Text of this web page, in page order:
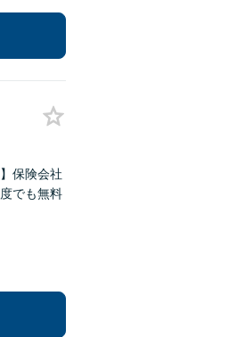
保険会社
でも無料